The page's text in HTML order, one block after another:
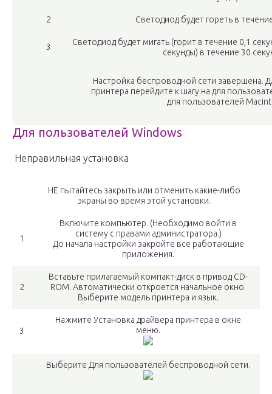
2 Светодиод будет гореть в
3
Светодиод будет мигать (горит в течение 0,1
секунды) в течение 30
Настройка беспроводной сети завершена.
принтера перейдите к шагу на для
для пользователей
Для пользователей Windows
Неправильная установка
НЕ пытайтесь закрыть или отменить какие-либо
экраны во время этой установки.
1
Включите компьютер. (Необходимо войти в
систему с правами администратора.)
До начала настройки закройте все работающие
приложения.
2
Вставьте прилагаемый компакт-диск в привод CD-
ROM. Автоматически откроется начальное окно.
Выберите модель принтера и язык.
3
Нажмите Установка драйвера принтера в окне
меню.
Выберите Для пользователей беспроводной сети.